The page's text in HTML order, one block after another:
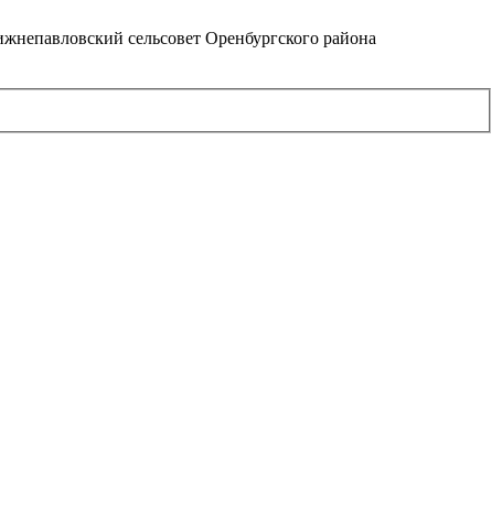
сельсовет Оренбургского района